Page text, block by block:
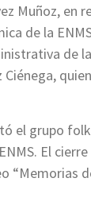
Muñoz, en
de la
de
el grupo
El
“Memorias